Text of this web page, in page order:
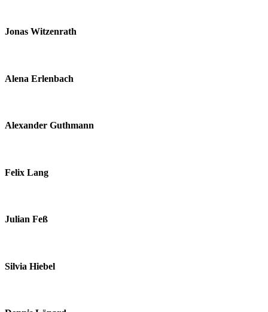
Jonas Witzenrath
Alena Erlenbach
Alexander Guthmann
Felix Lang
Julian Feß
Silvia Hiebel